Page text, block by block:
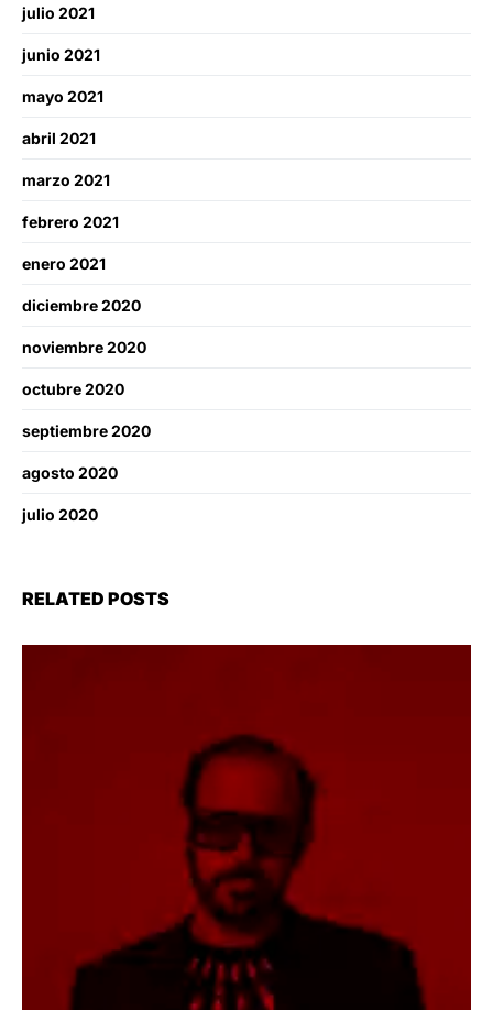
julio 2021
junio 2021
mayo 2021
abril 2021
marzo 2021
febrero 2021
enero 2021
diciembre 2020
noviembre 2020
octubre 2020
septiembre 2020
agosto 2020
julio 2020
RELATED POSTS